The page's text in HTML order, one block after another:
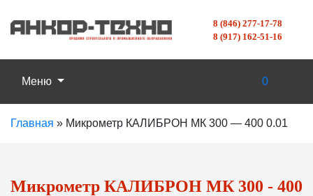
8 (846) 277-17-78
8 (917) 162-51-16
Меню 0
Главная » Микрометр КАЛИБРОН МК 300 — 400 0.01
Микрометр КАЛИБРОН МК 300 - 400